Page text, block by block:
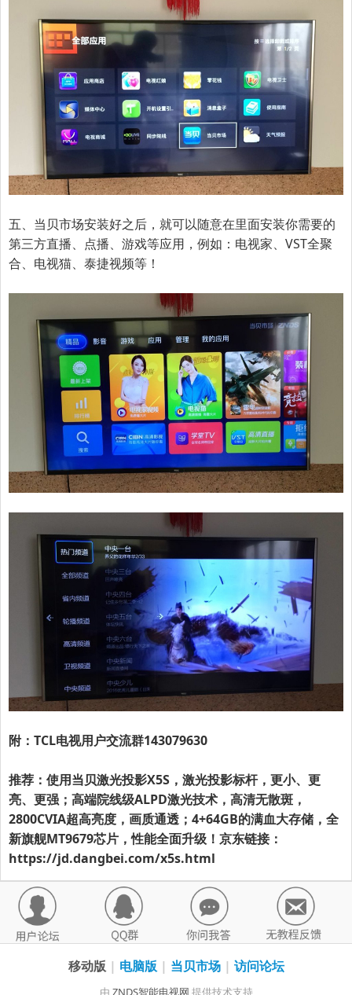
五、当贝市场安装好之后，就可以随意在里面安装你需要的
第三方直播、点播、游戏等应用，例如：电视家、VST全聚
合、电视猫、泰捷视频等！
附：TCL电视用户交流群143079630
推荐：使用当贝激光投影X5S，激光投影标杆，更小、更
亮、更强；高端院线级ALPD激光技术，高清无散斑，
2800CVIA超高亮度，画质通透；4+64GB的满血大存储，全
新旗舰MT9679芯片，性能全面升级！京东链接：
https://jd.dangbei.com/x5s.html
移动版 | 电脑版 | 当贝市场 | 访问论坛